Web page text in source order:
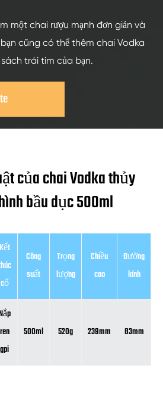
một chai rượu mạnh đơn giản và
cũng có thể thêm chai Vodka
trái tim của bạn.
của chai Vodka thủy
bầu dục 500ml
Kết
cổ
Công
suất
Trọng
lượng
Chiều
cao
Đường
kính
ren
gpi
500ml 520g 239mm 83mm